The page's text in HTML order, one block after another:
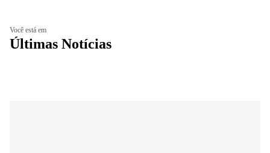
Você está em
Últimas Notícias